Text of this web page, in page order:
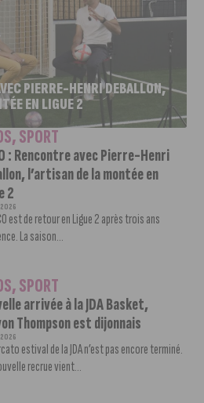
PIERRE-HENRI DEBALLON,
EN LIGUE 2
,SPORT
: Rencontre avec Pierre-Henri
l’artisan de la montée en
2
2026
est de retour en Ligue 2 après trois ans
La saison...
,SPORT
arrivée à la JDA Basket,
Thompson est dijonnais
2026
estival de la JDA n’est pas encore terminé.
recrue vient...